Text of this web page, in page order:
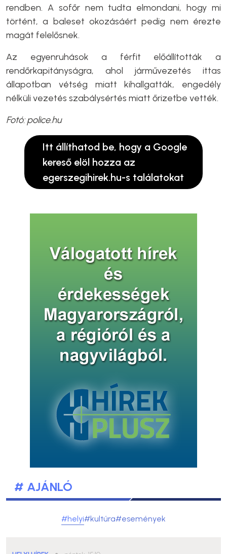
rendben. A sofőr nem tudta elmondani, hogy mi
történt, a baleset okozásáért pedig nem érezte
magát felelősnek.
Az egyenruhások a férfit előállították a
rendőrkapitányságra, ahol járművezetés ittas
állapotban vétség miatt kihallgatták, engedély
nélküli vezetés szabálysértés miatt őrizetbe vették.
Fotó: police.hu
Itt állíthatod be, hogy a Google
kereső elöl hozza az
egerszegihirek.hu-s találatokat
# AJÁNLÓ
#helyi#kultúra#események